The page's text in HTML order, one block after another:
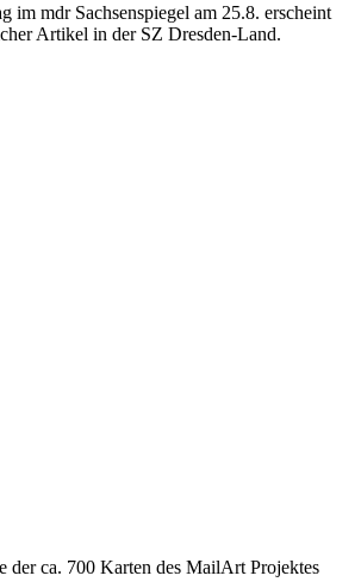
im mdr Sachsenspiegel am 25.8. erscheint
Artikel in der SZ Dresden-Land.
der ca. 700 Karten des MailArt Projektes